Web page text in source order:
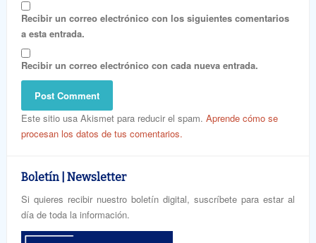
Recibir un correo electrónico con los siguientes comentarios
a esta entrada.
Recibir un correo electrónico con cada nueva entrada.
Este sitio usa Akismet para reducir el spam. Aprende cómo se
procesan los datos de tus comentarios.
Boletín | Newsletter
Si quieres recibir nuestro boletín digital, suscríbete para estar al
día de toda la información.